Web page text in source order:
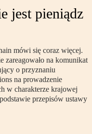
jest pieniądz
mówi się coraz więcej.
zareagowało na komunikat
o przyznaniu
na prowadzenie
w charakterze krajowej
przepisów ustawy